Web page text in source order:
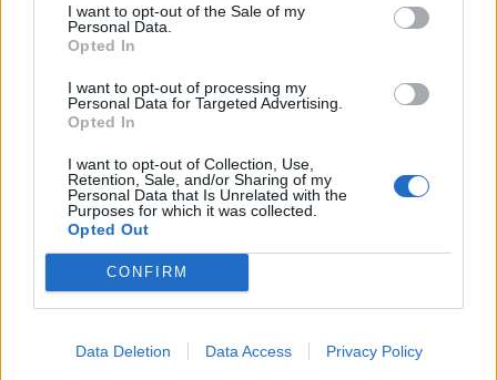
I want to opt-out of the Sale of my
Personal Data.
Opted In
I want to opt-out of processing my
Personal Data for Targeted Advertising.
Opted In
I want to opt-out of Collection, Use,
Retention, Sale, and/or Sharing of my
Personal Data that Is Unrelated with the
Purposes for which it was collected.
Opted Out
CONFIRM
Data Deletion Data Access Privacy Policy
Περισσότερα Θέματα
Entertainment